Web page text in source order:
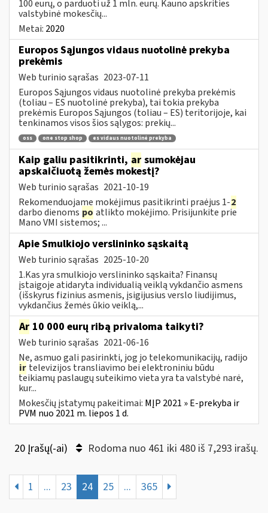
100 eurų, o parduoti už 1 mln. eurų. Kauno apskrities
valstybinė mokesčių...
Metai: 2020
Europos Sąjungos vidaus nuotolinė prekyba
prekėmis
Web turinio sąrašas 2023-07-11
Europos Sąjungos vidaus nuotolinė prekyba prekėmis
(toliau – ES nuotolinė prekyba), tai tokia prekyba
prekėmis Europos Sąjungos (toliau – ES) teritorijoje, kai
tenkinamos visos šios sąlygos: prekių...
oss one stop shop es vidaus nuotolinė prekyba
Kaip galiu pasitikrinti, ar sumokėjau
apskaičiuotą žemės mokestį?
Web turinio sąrašas 2021-10-19
Rekomenduojame mokėjimus pasitikrinti praėjus 1-2
darbo dienoms po atlikto mokėjimo. Prisijunkite prie
Mano VMI sistemos; ...
Apie Smulkiojo verslininko sąskaitą
Web turinio sąrašas 2025-10-20
1.Kas yra smulkiojo verslininko sąskaita? Finansų
įstaigoje atidaryta individualią veiklą vykdančio asmens
(išskyrus fizinius asmenis, įsigijusius verslo liudijimus,
vykdančius žemės ūkio veiklą,...
Ar 10 000 eurų ribą privaloma taikyti?
Web turinio sąrašas 2021-06-16
Ne, asmuo gali pasirinkti, jog jo telekomunikacijų, radijo
ir televizijos transliavimo bei elektroniniu būdu
teikiamų paslaugų suteikimo vieta yra ta valstybė narė,
kur...
Mokesčių įstatymų pakeitimai: MĮP 2021 » E-prekyba ir
PVM nuo 2021 m. liepos 1 d.
20 Įrašų(-ai) Rodoma nuo 461 iki 480 iš 7,293 irašų.
1 ... 23 24 25 ... 365